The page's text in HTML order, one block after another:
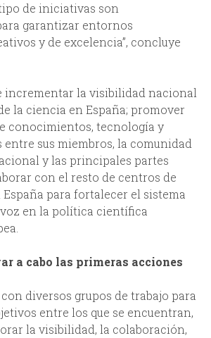
de iniciativas son
garantizar entornos
y de excelencia”, concluye
incrementar la visibilidad nacional
la ciencia en España; promover
conocimientos, tecnología y
entre sus miembros, la comunidad
y las principales partes
con el resto de centros de
para fortalecer el sistema
voz en la política científica
a cabo las primeras acciones
diversos grupos de trabajo para
entre los que se encuentran,
la visibilidad, la colaboración,